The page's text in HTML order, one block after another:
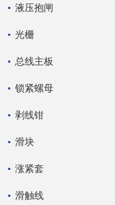
液压抱闸
光栅
总线主板
锁紧螺母
剥线钳
滑块
涨紧套
滑触线